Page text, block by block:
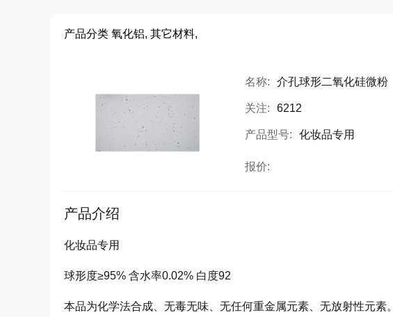
产品分类 氧化铝, 其它材料,
名称: 介孔球形二氧化硅微粉
关注: 6212
产品型号: 化妆品专用
报价:
产品介绍
化妆品专用
球形度≥95% 含水率0.02% 白度92
本品为化学法合成、无毒无味、无任何重金属元素、无放射性元素。